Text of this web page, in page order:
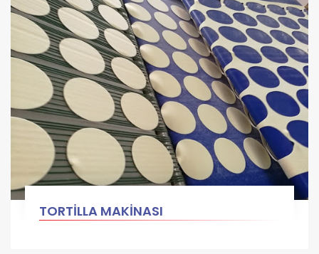
TORTİLLA MAKİNASI